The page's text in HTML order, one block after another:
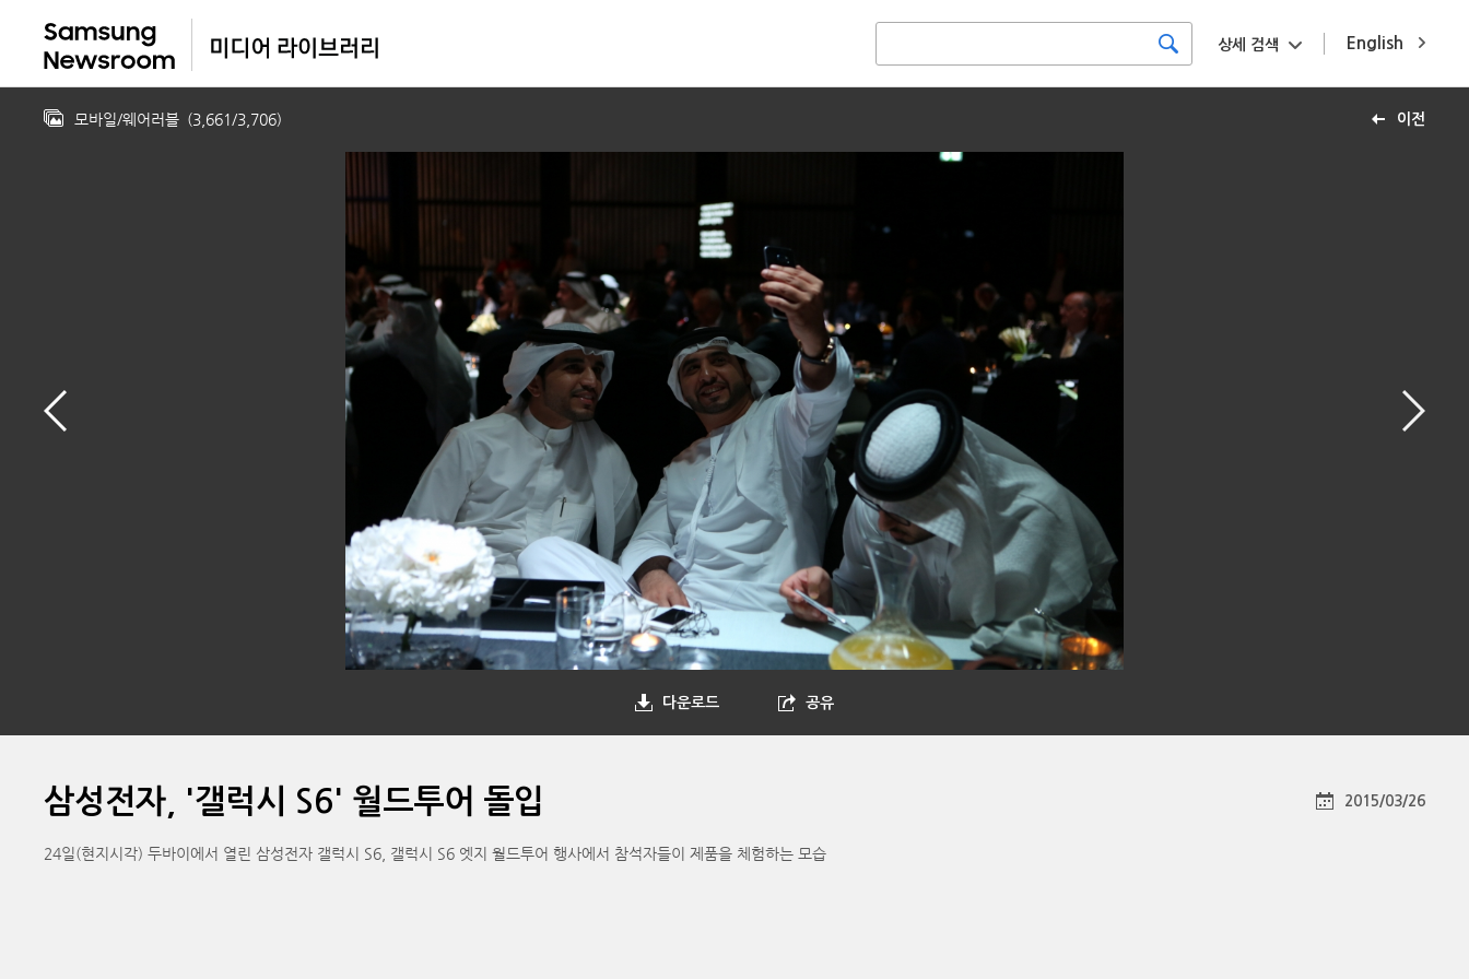
English
상세 검색
이전
모바일/웨어러블 (3,661/3,706)
다운로드 공유
삼성전자, '갤럭시 S6' 월드투어 돌입 2015/03/26
24일(현지시각) 두바이에서 열린 삼성전자 갤럭시 S6, 갤럭시 S6 엣지 월드투어 행사에서 참석자들이 제품을 체험하는 모습